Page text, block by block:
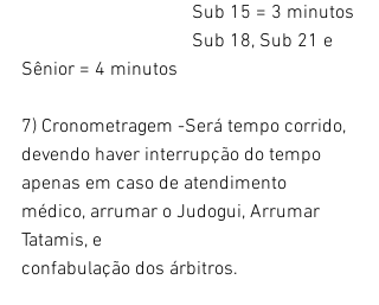
                                    Sub 15 = 3 minutos
Sênior = 4 minutos
7) Cronometragem -Será tempo corrido,
devendo haver interrupção do tempo
apenas em caso de atendimento
médico, arrumar o Judogui, Arrumar
Tatamis, e
confabulação dos árbitros.